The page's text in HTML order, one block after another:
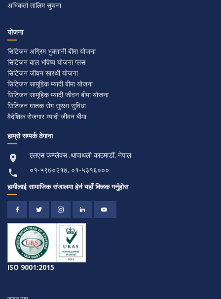
अभिकर्ता तालिम सुचना
योजना
सिटिजन अग्रिम भुक्तानी बीमा योजना
सिटिजन बाल भविष्य योजना प्लस
सिटिजन जीवन सारथी योजना
सिटिजन सामूहिक म्यादी बीमा योजना
सिटिजन सामूहिक म्यादी जीवन बीमा योजना
सिटिजन घातक रोग सुरक्षा सुविधा
वैदेशिक रोजगार म्यादी जीवन बीमा
हाम्रो सम्पर्क ठेगाना
एलएस कम्प्लेक्स ,थापाथली काठमाडौं, नेपाल
०१-५९७०२१७, ०१-५३१६०००
हामीलाई सामाजिक संजालमा हेर्न यहाँ क्लिक गर्नुहोस
ISO 9001:2015